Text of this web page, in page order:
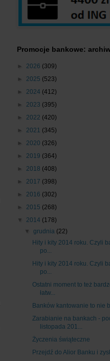
Promocje bankowe:
► 2026 (309)
► 2025 (523)
► 2024 (412)
► 2023 (395)
► 2022 (420)
► 2021 (345)
► 2020 (326)
► 2019 (364)
► 2018 (408)
► 2017 (398)
► 2016 (302)
► 2015 (268)
▼ 2014 (178)
▼grudnia (22)
Hity i kity 2014 roku. Czyli
po...
Hity i kity 2014 roku. Czyli
po...
Ostatni moment to też
łatw...
Banków kantowanie to nie
Zarabianie na bankach -
listopada 201...
Życzenia świąteczne
Przejdź do Alior Banku i